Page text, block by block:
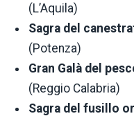
(L’Aquila)
Sagra del
(Potenza)
Gran Galà del
(Reggio Calabria)
Sagra del fusillo